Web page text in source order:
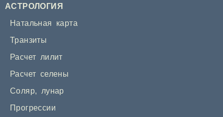
АСТРОЛОГИЯ
Натальная карта
Транзиты
Расчет лилит
Расчет селены
Соляр, лунар
Прогрессии